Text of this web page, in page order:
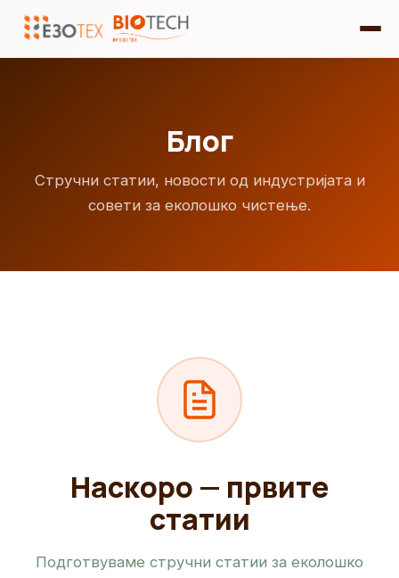
Блог
Стручни статии, новости од индустријата и
совети за еколошко чистење.
Наскоро — првите
статии
Подготвуваме стручни статии за еколошко